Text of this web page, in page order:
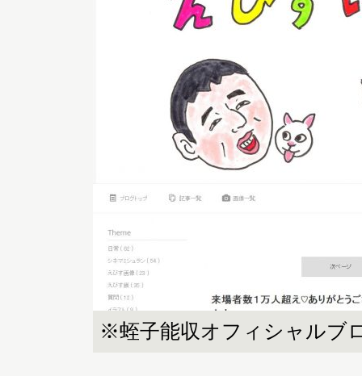
※蛭子能収オフィシャルブ